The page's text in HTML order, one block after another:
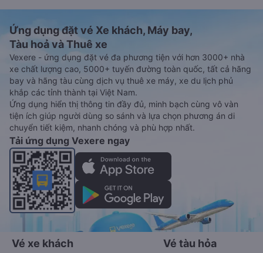
Ứng dụng đặt vé Xe khách, Máy bay,
Tàu hoả và Thuê xe
Vexere - ứng dụng đặt vé đa phương tiện với hơn 3000+ nhà
xe chất lượng cao, 5000+ tuyến đường toàn quốc, tất cả hãng
bay và hãng tàu cùng dịch vụ thuê xe máy, xe du lịch phủ
khắp các tỉnh thành tại Việt Nam.
Ứng dụng hiển thị thông tin đầy đủ, minh bạch cùng vô vàn
tiện ích giúp người dùng so sánh và lựa chọn phương án di
chuyển tiết kiệm, nhanh chóng và phù hợp nhất.
Tải ứng dụng Vexere ngay
Vé xe khách Vé tàu hỏa